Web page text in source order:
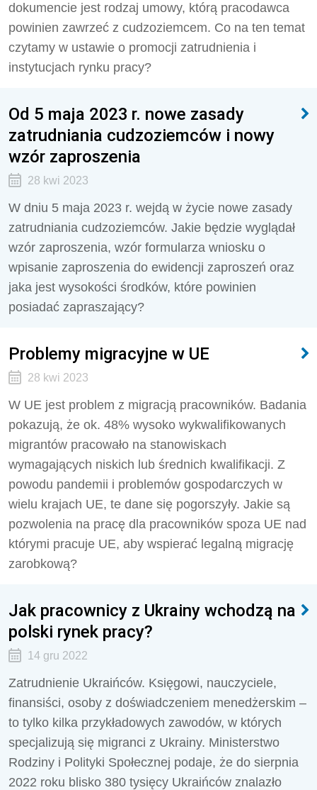
dokumencie jest rodzaj umowy, którą pracodawca
powinien zawrzeć z cudzoziemcem. Co na ten temat
czytamy w ustawie o promocji zatrudnienia i
instytucjach rynku pracy?
Od 5 maja 2023 r. nowe zasady
zatrudniania cudzoziemców i nowy
wzór zaproszenia
28 kwi 2023
W dniu 5 maja 2023 r. wejdą w życie nowe zasady
zatrudniania cudzoziemców. Jakie będzie wyglądał
wzór zaproszenia, wzór formularza wniosku o
wpisanie zaproszenia do ewidencji zaproszeń oraz
jaka jest wysokości środków, które powinien
posiadać zapraszający?
Problemy migracyjne w UE
28 kwi 2023
W UE jest problem z migracją pracowników. Badania
pokazują, że ok. 48% wysoko wykwalifikowanych
migrantów pracowało na stanowiskach
wymagających niskich lub średnich kwalifikacji. Z
powodu pandemii i problemów gospodarczych w
wielu krajach UE, te dane się pogorszyły. Jakie są
pozwolenia na pracę dla pracowników spoza UE nad
którymi pracuje UE, aby wspierać legalną migrację
zarobkową?
Jak pracownicy z Ukrainy wchodzą na
polski rynek pracy?
14 gru 2022
Zatrudnienie Ukraińców. Księgowi, nauczyciele,
finansiści, osoby z doświadczeniem menedżerskim –
to tylko kilka przykładowych zawodów, w których
specjalizują się migranci z Ukrainy. Ministerstwo
Rodziny i Polityki Społecznej podaje, że do sierpnia
2022 roku blisko 380 tysięcy Ukraińców znalazło